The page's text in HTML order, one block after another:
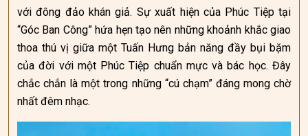
với đông đảo khán giả. Sự xuất hiện của Phúc Tiệp tại
“Góc Ban Công” hứa hẹn tạo nên những khoảnh khắc giao
thoa thú vị giữa một Tuấn Hưng bản năng đầy bụi bặm
của đời với một Phúc Tiệp chuẩn mực và bác học. Đây
chắc chắn là một trong những “cú chạm” đáng mong chờ
nhất đêm nhạc.